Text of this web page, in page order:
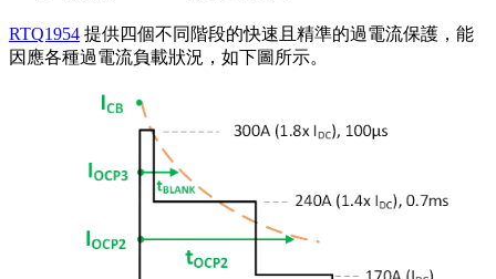
RTQ1954 提供四個不同階段的快速且精準的過電流保護，能
因應各種過電流負載狀況，如下圖所示。